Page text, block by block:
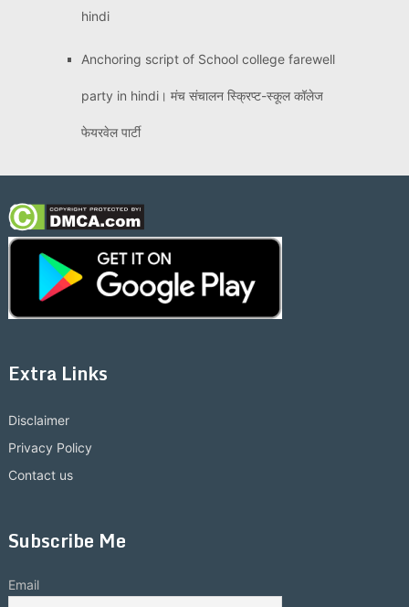
hindi
Anchoring script of School college farewell
party in hindi। मंच संचालन स्क्रिप्ट-स्कूल कॉलेज
फेयरवेल पार्टी
Extra Links
Disclaimer
Privacy Policy
Contact us
Subscribe Me
Email